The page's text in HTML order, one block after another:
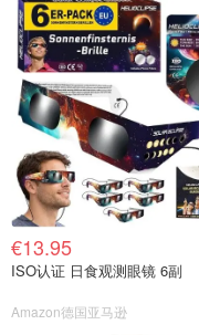
€13.95
ISO认证 日食观测眼镜 6副
Amazon德国亚马逊